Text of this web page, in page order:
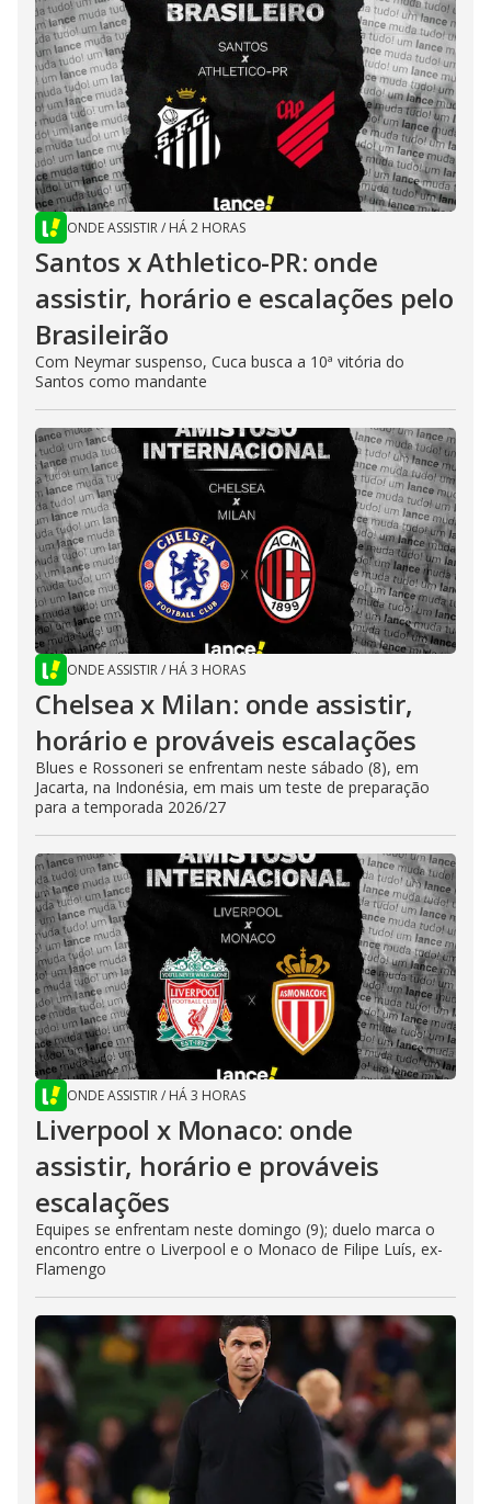
ONDE ASSISTIR/ HÁ 2 HORAS
Santos x Athletico-PR: onde
assistir, horário e escalações pelo
Brasileirão
Com Neymar suspenso, Cuca busca a 10ª vitória do
Santos como mandante
ONDE ASSISTIR/ HÁ 3 HORAS
Chelsea x Milan: onde assistir,
horário e prováveis escalações
Blues e Rossoneri se enfrentam neste sábado (8), em
Jacarta, na Indonésia, em mais um teste de preparação
para a temporada 2026/27
ONDE ASSISTIR/ HÁ 3 HORAS
Liverpool x Monaco: onde
assistir, horário e prováveis
escalações
Equipes se enfrentam neste domingo (9); duelo marca o
encontro entre o Liverpool e o Monaco de Filipe Luís, ex-
Flamengo